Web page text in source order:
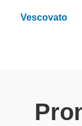
Vescovato